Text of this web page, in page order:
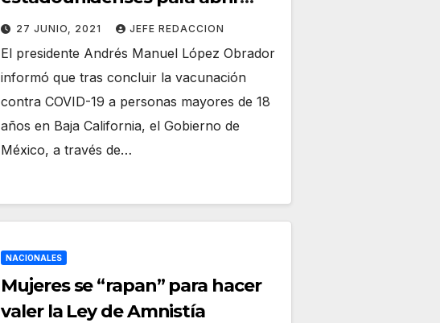
frontera con Baja California:
presidente
27 JUNIO, 2021 JEFE REDACCION
El presidente Andrés Manuel López Obrador
informó que tras concluir la vacunación
contra COVID-19 a personas mayores de 18
años en Baja California, el Gobierno de
México, a través de…
NACIONALES
Mujeres se “rapan” para hacer
valer la Ley de Amnistía